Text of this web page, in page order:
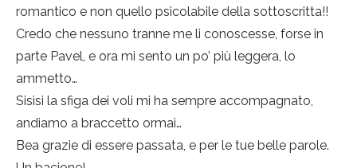
romantico e non quello psicolabile della sottoscritta!!
Credo che nessuno tranne me li conoscesse, forse in
parte Pavel, e ora mi sento un po’ più leggera, lo
ammetto…
Sisisi la sfiga dei voli mi ha sempre accompagnato,
andiamo a braccetto ormai…
Bea grazie di essere passata, e per le tue belle parole.